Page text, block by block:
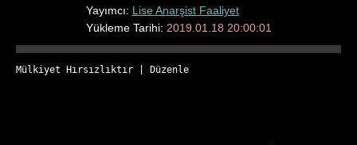
Yayımcı: Lise Anarşist Faaliyet
Yükleme Tarihi: 2019.01.18 20:00:01
Mülkiyet Hırsızlıktır Düzenle